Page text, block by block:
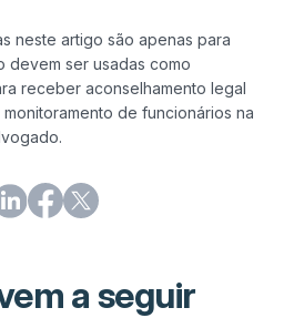
neste artigo são apenas para
devem ser usadas como
receber aconselhamento legal
de funcionários na
a seguir